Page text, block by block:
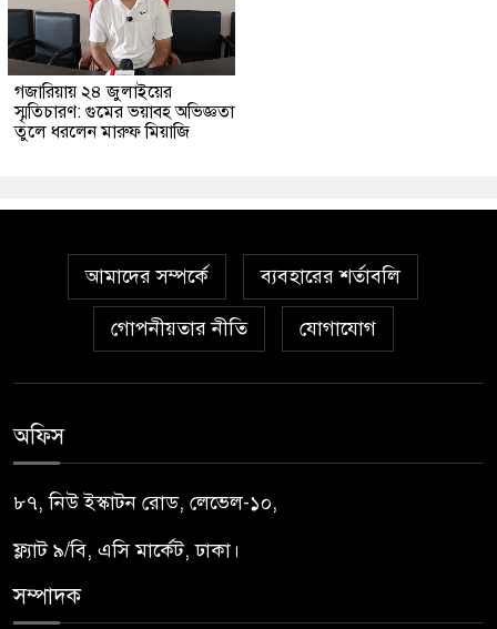
গজারিয়ায় ২৪ জুলাইয়ের
স্মৃতিচারণ: গুমের ভয়াবহ অভিজ্ঞতা
তুলে ধরলেন মারুফ মিয়াজি
আমাদের সম্পর্কে ব্যবহারের শর্তাবলি
গোপনীয়তার নীতি যোগাযোগ
অফিস
৮৭, নিউ ইস্কাটন রোড, লেভেল-১০,
ফ্ল্যাট ৯/বি, এসি মার্কেট, ঢাকা।
সম্পাদক